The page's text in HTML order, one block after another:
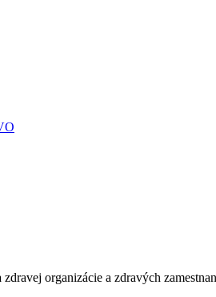
zdravej organizácie a zdravých